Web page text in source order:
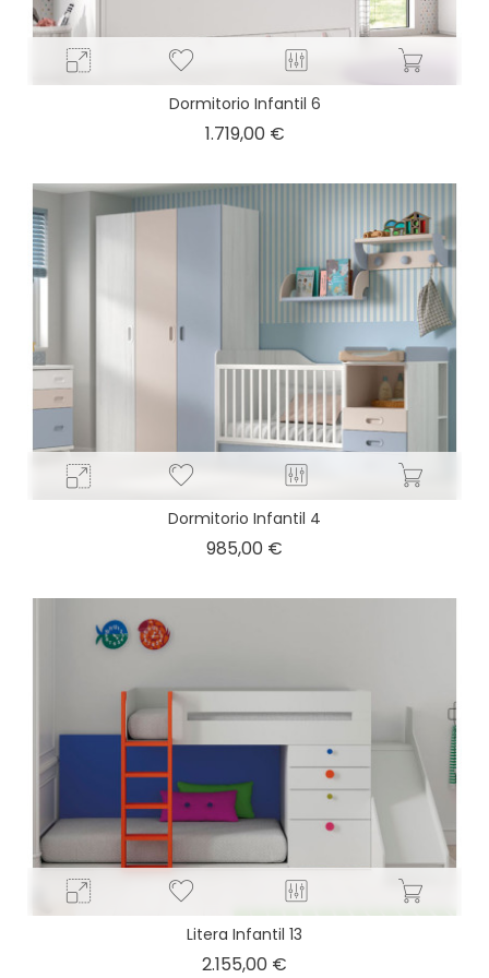
Dormitorio Infantil 6
1.719,00 €Precio
Dormitorio Infantil 4
985,00 €
Litera Infantil 13
2.155,00 €